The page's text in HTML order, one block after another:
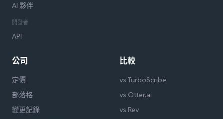
AI 夥伴
開發者
API
公司
定價
部落格
變更記錄
比較
vs TurboScribe
vs Otter.ai
vs Rev